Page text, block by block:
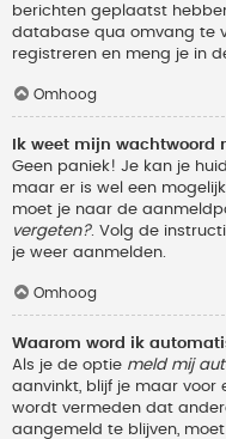
berichten geplaatst
database qua omvang te
registreren en meng je in
Omhoog
Ik weet mijn wachtwoord
Geen paniek! Je kan je
maar er is wel een
moet je naar de
vergeten?. Volg de
je weer aanmelden.
Omhoog
Waarom word ik
Als je de optie meld mij
aanvinkt, blijf je maar voor
wordt vermeden dat
aangemeld te blijven,